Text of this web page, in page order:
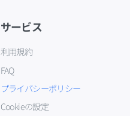
サービス
利用規約
FAQ
プライバシーポリシー
Cookieの設定